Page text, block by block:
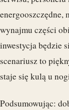
energooszczędne,
wynajmu części
inwestycja będzie
scenariusz to
staje się kulą u
Podsumowując: